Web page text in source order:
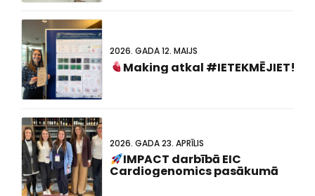
2026. GADA 12. MAIJS
Making atkal #IETEKMĒJIET!
2026. GADA 23. APRĪLIS
IMPACT darbībā EIC
Cardiogenomics pasākumā